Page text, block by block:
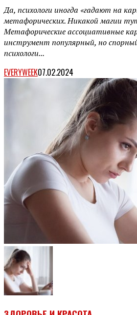
Да, психологи иногда «гадают на
метафорических. Никакой магии
Метафорические ассоциативные
инструмент популярный, но
психологи...
EVERYWEEK07.02.2024